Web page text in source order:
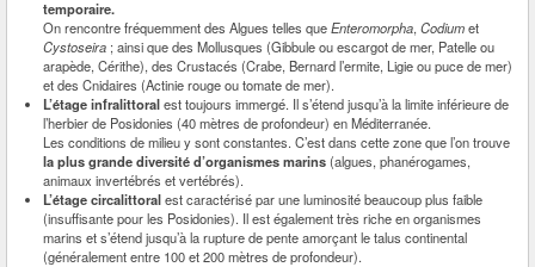
temporaire.
On rencontre fréquemment des Algues telles queEnteromorpha, Codiumet
Cystoseira ; ainsi que des Mollusques (Gibbule ou escargot de mer, Patelle ou
arapède, Cérithe), des Crustacés (Crabe, Bernard l’ermite, Ligie ou puce de mer)
et des Cnidaires (Actinie rouge ou tomate de mer).
L’étage infralittoralest toujours immergé. Il s’étend jusqu’à la limite inférieure de
l’herbier de Posidonies (40 mètres de profondeur) en Méditerranée.
Les conditions de milieu y sont constantes. C’est dans cette zone que l’on trouve
la plus grande diversité d’organismes marins(algues, phanérogames,
animaux invertébrés et vertébrés).
L’étage circalittoralest caractérisé par une luminosité beaucoup plus faible
(insuffisante pour les Posidonies). Il est également très riche en organismes
marins et s’étend jusqu’à la rupture de pente amorçant le talus continental
(généralement entre 100 et 200 mètres de profondeur).